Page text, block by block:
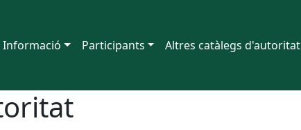
Informació Participants Altres catàlegs d'autoritat